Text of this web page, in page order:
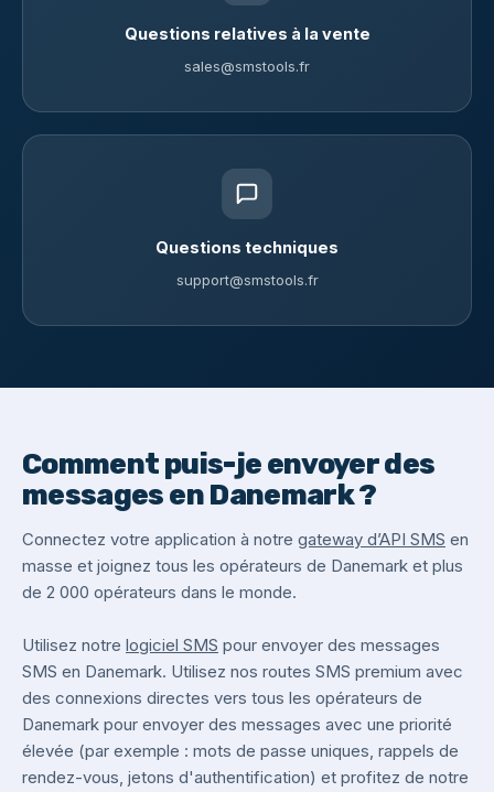
Questions relatives à la vente
sales@smstools.fr
Questions techniques
support@smstools.fr
Comment puis-je envoyer des
messages en Danemark ?
Connectez votre application à notre gateway d’API SMS en
masse et joignez tous les opérateurs de Danemark et plus
de 2 000 opérateurs dans le monde.
Utilisez notre logiciel SMS pour envoyer des messages
SMS en Danemark. Utilisez nos routes SMS premium avec
des connexions directes vers tous les opérateurs de
Danemark pour envoyer des messages avec une priorité
élevée (par exemple : mots de passe uniques, rappels de
rendez-vous, jetons d'authentification) et profitez de notre